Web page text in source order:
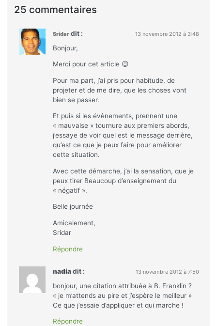
25 commentaires
Sridar dit : 13 novembre 2012 à 3:48
Bonjour,
Merci pour cet article 😉
Pour ma part, j’ai pris pour habitude, de
projeter et de me dire, que les choses vont
bien se passer.
Et puis si les évènements, prennent une
« mauvaise » tournure aux premiers abords,
j’essaye de voir quel est le message derrière,
qu’est ce que je peux faire pour améliorer
cette situation.
Avec cette démarche, j’ai la sensation, que je
peux tirer Beaucoup d’enseignement du
« négatif ».
Belle journée
Amicalement,
Sridar
Répondre
nadia dit : 13 novembre 2012 à 7:50
bonjour, une citation attribuée à B. Franklin ?
« je m’attends au pire et j’espère le meilleur »
Ce que j’essaie d’appliquer et qui marche !
Répondre